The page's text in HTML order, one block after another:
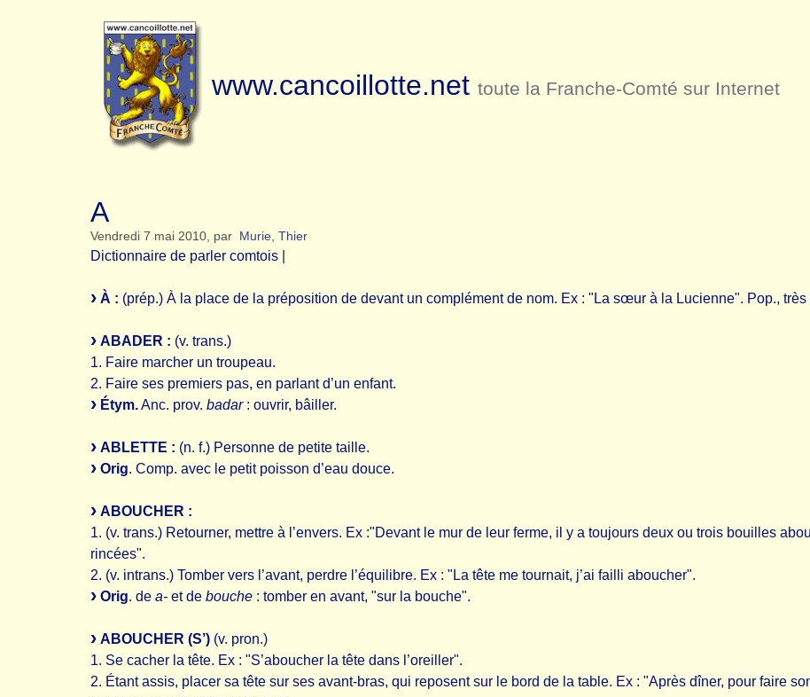
www.cancoillotte.net toute la Franche-Comté sur Internet
A
Vendredi 7 mai 2010, par Murie, Thier
Dictionnaire de parler comtois
À : (prép.) À la place de la préposition de devant un complément de nom. Ex : "La sœur à la Lucienne". Pop.,
ABADER : (v. trans.)
1. Faire marcher un troupeau.
2. Faire ses premiers pas, en parlant d’un enfant.
Étym.Anc. prov. badar: ouvrir, bâiller.
ABLETTE : (n. f.) Personne de petite taille.
Orig. Comp. avec le petit poisson d’eau douce.
ABOUCHER :
1. (v. trans.) Retourner, mettre à l’envers. Ex :"Devant le mur de leur ferme, il y a toujours deux ou trois bouilles
rincées".
2. (v. intrans.) Tomber vers l’avant, perdre l’équilibre. Ex : "La tête me tournait, j’ai failli aboucher".
Orig. de a- et de bouche : tomber en avant, "sur la bouche".
ABOUCHER (S’) (v. pron.)
1. Se cacher la tête. Ex : "S’aboucher la tête dans l’oreiller".
2. Étant assis, placer sa tête sur ses avant-bras, qui reposent sur le bord de la table. Ex : "Après dîner, pour faire